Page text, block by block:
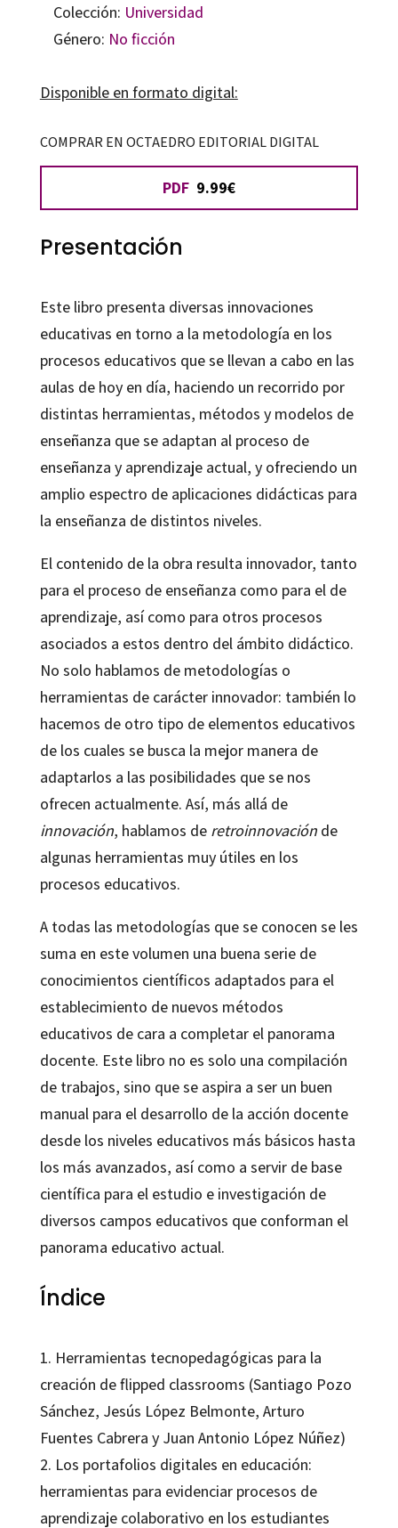
Colección: Universidad
Género: No ficción
Disponible en formato digital:
COMPRAR EN OCTAEDRO EDITORIAL DIGITAL
PDF 9.99€
Presentación
Este libro presenta diversas innovaciones
educativas en torno a la metodología en los
procesos educativos que se llevan a cabo en las
aulas de hoy en día, haciendo un recorrido por
distintas herramientas, métodos y modelos de
enseñanza que se adaptan al proceso de
enseñanza y aprendizaje actual, y ofreciendo un
amplio espectro de aplicaciones didácticas para
la enseñanza de distintos niveles.
El contenido de la obra resulta innovador, tanto
para el proceso de enseñanza como para el de
aprendizaje, así como para otros procesos
asociados a estos dentro del ámbito didáctico.
No solo hablamos de metodologías o
herramientas de carácter innovador: también lo
hacemos de otro tipo de elementos educativos
de los cuales se busca la mejor manera de
adaptarlos a las posibilidades que se nos
ofrecen actualmente. Así, más allá de
innovación, hablamos de retroinnovaciónde
algunas herramientas muy útiles en los
procesos educativos.
A todas las metodologías que se conocen se les
suma en este volumen una buena serie de
conocimientos científicos adaptados para el
establecimiento de nuevos métodos
educativos de cara a completar el panorama
docente. Este libro no es solo una compilación
de trabajos, sino que se aspira a ser un buen
manual para el desarrollo de la acción docente
desde los niveles educativos más básicos hasta
los más avanzados, así como a servir de base
científica para el estudio e investigación de
diversos campos educativos que conforman el
panorama educativo actual.
Índice
1. Herramientas tecnopedagógicas para la
creación de flipped classrooms (Santiago Pozo
Sánchez, Jesús López Belmonte, Arturo
Fuentes Cabrera y Juan Antonio López Núñez)
2. Los portafolios digitales en educación:
herramientas para evidenciar procesos de
aprendizaje colaborativo en los estudiantes